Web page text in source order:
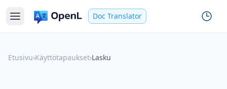
Doc Translator
Etusivu›Käyttötapaukset›Lasku